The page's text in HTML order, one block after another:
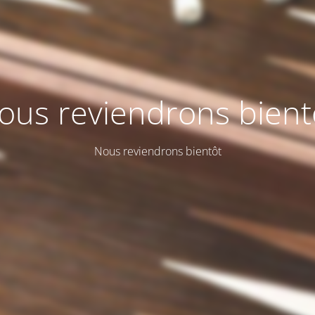
reviendrons
Nous reviendrons bientôt